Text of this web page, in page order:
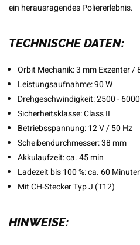
ein herausragendes Poliererlebnis.
TECHNISCHE DATEN:
Orbit Mechanik: 3 mm Exzenter /
Leistungsaufnahme: 90 W
Drehgeschwindigkeit: 2500 -
Sicherheitsklasse: Class II
Betriebsspannung: 12 V / 50 Hz
Scheibendurchmesser: 38 mm
Akkulaufzeit: ca. 45 min
Ladezeit bis 100 %: ca. 60
Mit CH-Stecker Typ J (T12)
HINWEISE: